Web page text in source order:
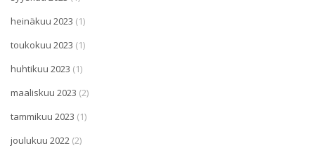
heinäkuu 2023 (1)
toukokuu 2023 (1)
huhtikuu 2023 (1)
maaliskuu 2023 (2)
tammikuu 2023 (1)
joulukuu 2022 (2)